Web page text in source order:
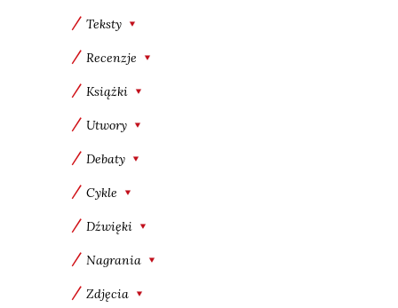
Teksty
Recenzje
Książki
Utwory
Debaty
Cykle
Dźwięki
Nagrania
Zdjęcia